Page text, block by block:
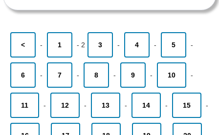
< - 1 - 2 3 - 4 - 5 -
6 - 7 - 8 - 9 - 10 -
11 - 12 - 13 - 14 - 15 -